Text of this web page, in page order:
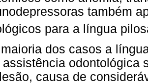
também
para a língua
dos casos a
assistência odontológica
causa de